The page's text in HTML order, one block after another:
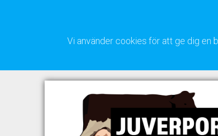
Vi använder cookies för att ge dig en